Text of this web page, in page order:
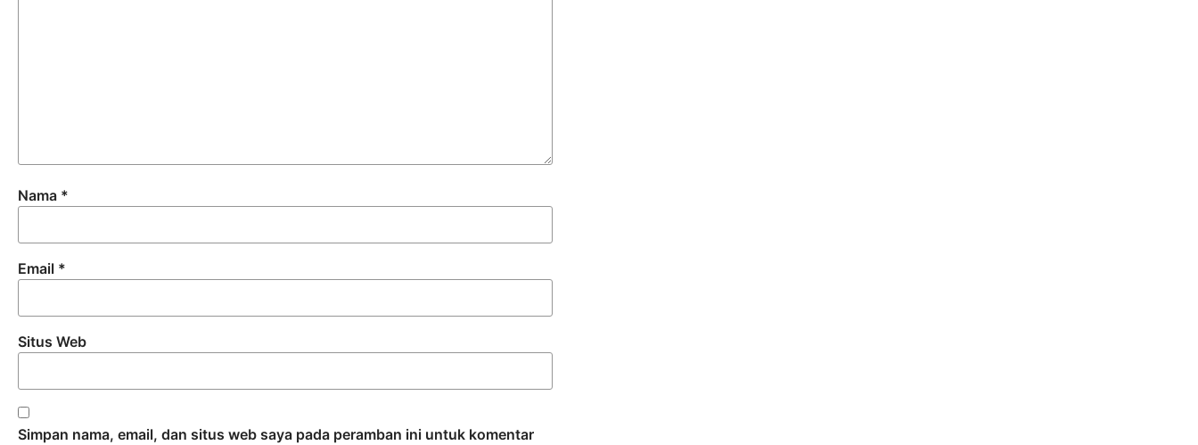
Nama *
Email *
Situs Web
Simpan nama, email, dan situs web saya pada peramban ini untuk komentar